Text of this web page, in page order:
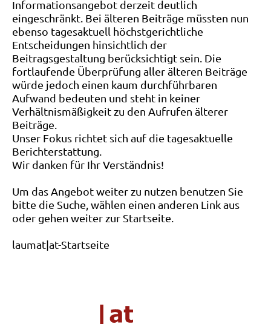
Informationsangebot derzeit deutlich
eingeschränkt. Bei älteren Beiträge müssten nun
ebenso tagesaktuell höchstgerichtliche
Entscheidungen hinsichtlich der
Beitragsgestaltung berücksichtigt sein. Die
fortlaufende Überprüfung aller älteren Beiträge
würde jedoch einen kaum durchführbaren
Aufwand bedeuten und steht in keiner
Verhältnismäßigkeit zu den Aufrufen älterer
Beiträge.
Unser Fokus richtet sich auf die tagesaktuelle
Berichterstattung.
Wir danken für Ihr Verständnis!
Um das Angebot weiter zu nutzen benutzen Sie
bitte die Suche, wählen einen anderen Link aus
oder gehen weiter zur Startseite.
laumat|at-Startseite